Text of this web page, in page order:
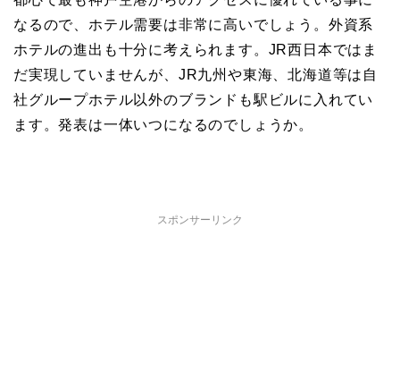
なるので、ホテル需要は非常に高いでしょう。外資系
ホテルの進出も十分に考えられます。JR西日本ではま
だ実現していませんが、JR九州や東海、北海道等は自
社グループホテル以外のブランドも駅ビルに入れてい
ます。発表は一体いつになるのでしょうか。
スポンサーリンク